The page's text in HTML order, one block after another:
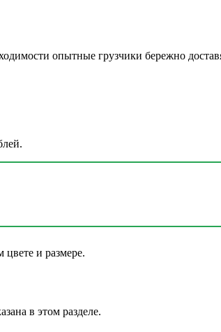
опытные грузчики бережно
и размере.
в этом разделе.